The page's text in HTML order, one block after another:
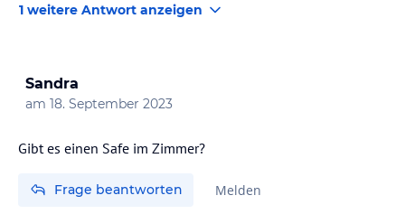
1 weitere Antwort anzeigen
Sandra
am 18. September 2023
Gibt es einen Safe im Zimmer?
Frage beantworten Melden